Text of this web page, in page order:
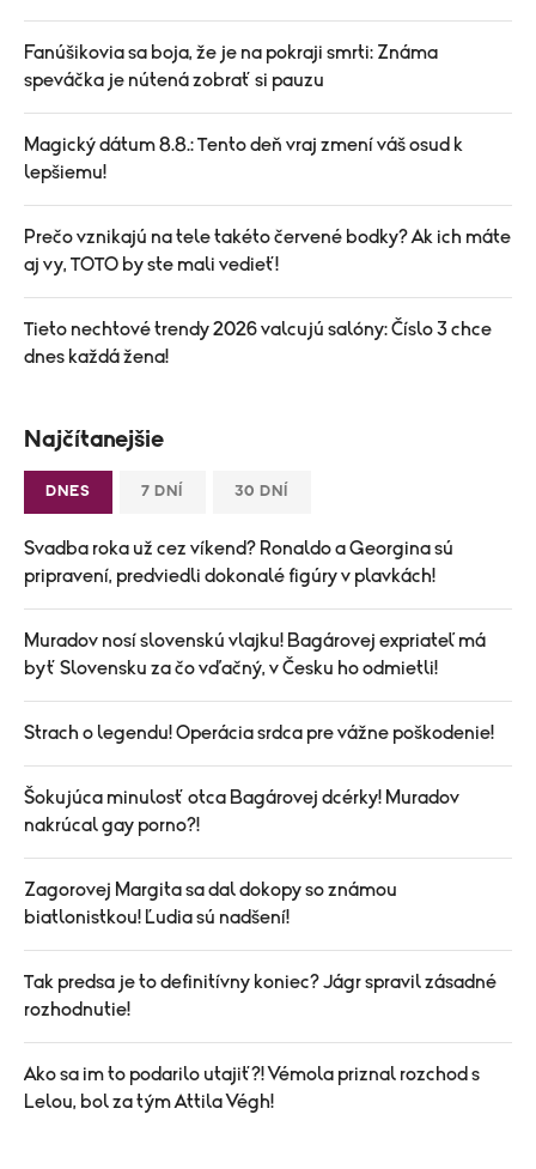
Fanúšikovia sa boja, že je na pokraji smrti: Známa
speváčka je nútená zobrať si pauzu
Magický dátum 8.8.: Tento deň vraj zmení váš osud k
lepšiemu!
Prečo vznikajú na tele takéto červené bodky? Ak ich máte
aj vy, TOTO by ste mali vedieť!
Tieto nechtové trendy 2026 valcujú salóny: Číslo 3 chce
dnes každá žena!
Najčítanejšie
DNES 7 DNÍ 30 DNÍ
Svadba roka už cez víkend? Ronaldo a Georgina sú
pripravení, predviedli dokonalé figúry v plavkách!
Muradov nosí slovenskú vlajku! Bagárovej expriateľ má
byť Slovensku za čo vďačný, v Česku ho odmietli!
Strach o legendu! Operácia srdca pre vážne poškodenie!
Šokujúca minulosť otca Bagárovej dcérky! Muradov
nakrúcal gay porno?!
Zagorovej Margita sa dal dokopy so známou
biatlonistkou! Ľudia sú nadšení!
Tak predsa je to definitívny koniec? Jágr spravil zásadné
rozhodnutie!
Ako sa im to podarilo utajiť?! Vémola priznal rozchod s
Lelou, bol za tým Attila Végh!